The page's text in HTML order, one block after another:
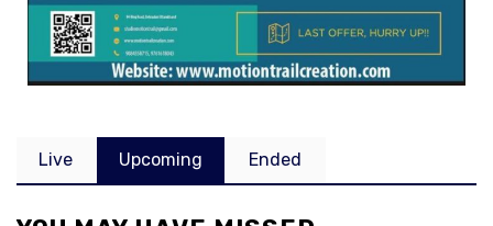
Live Upcoming Ended